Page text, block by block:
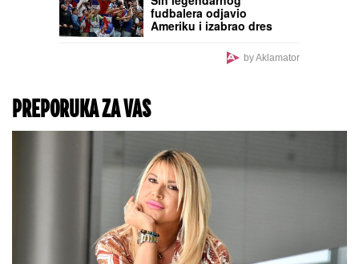
"ZATO JE I BIVŠI"Jovana
Jeremić se uskoro udaje
za Tigra, a OVO je razlog
zbog kojeg se razvela od
prvog muža: "Htela sam
više i bolje"